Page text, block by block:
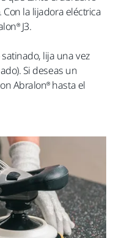
. Con la lijadora eléctrica
J3.
lija una vez
Si deseas un
Abralon® hasta el